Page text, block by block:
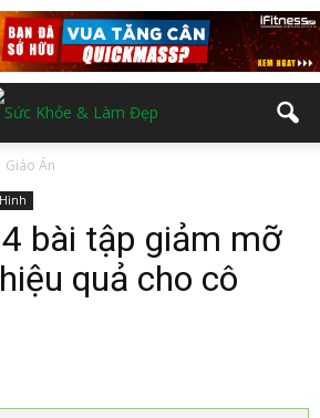
Giáo Án
bài tập giảm mỡ
quả cho cô